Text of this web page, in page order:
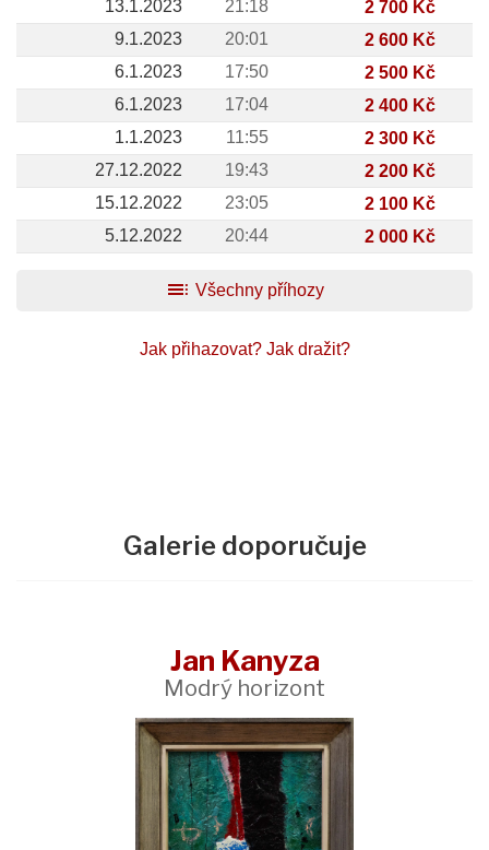
13.1.2023
21:18
2 700 Kč
9.1.2023
20:01
2 600 Kč
6.1.2023
17:50
2 500 Kč
6.1.2023
17:04
2 400 Kč
1.1.2023
11:55
2 300 Kč
27.12.2022
19:43
2 200 Kč
15.12.2022
23:05
2 100 Kč
5.12.2022
20:44 2 000 Kč
toc Všechny příhozy
Jak přihazovat? Jak dražit?
Galerie doporučuje
Jan Kanyza
Modrý horizont